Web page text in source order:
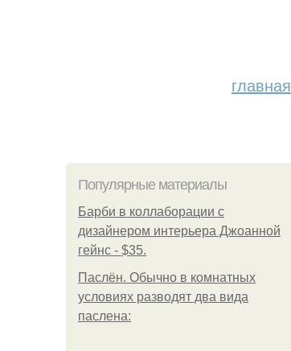
главная
Популярные материалы
Барби в коллаборации с
дизайнером интерьера Джоанной
гейнс - $35.
Паслён. Обычно в комнатных
условиях разводят два вида
паслена: